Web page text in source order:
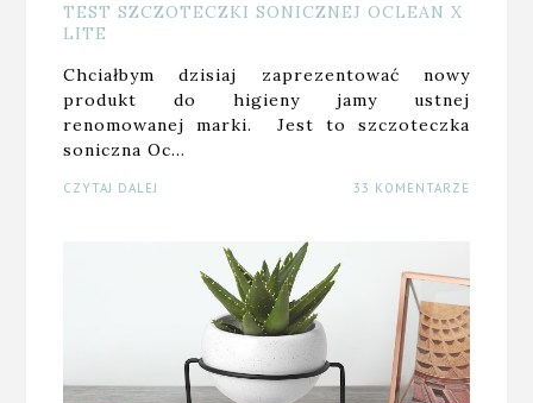
TEST SZCZOTECZKI SONICZNEJ OCLEAN X
LITE
Chciałbym dzisiaj zaprezentować nowy
produkt do higieny jamy ustnej
renomowanej marki. Jest to szczoteczka
soniczna Oc…
CZYTAJ DALEJ 33 KOMENTARZE